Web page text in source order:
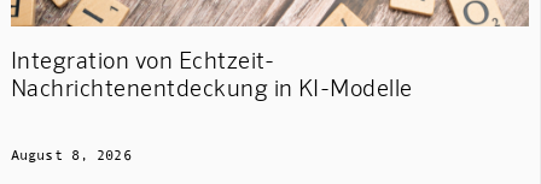
Integration von Echtzeit-
Nachrichtenentdeckung in KI-Modelle
August 8, 2026